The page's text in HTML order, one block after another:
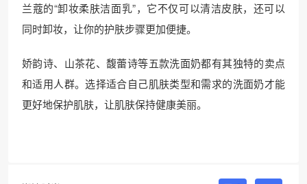
兰蔻的“卸妆柔肤洁面乳”，它不仅可以清洁皮肤，还可以
同时卸妆，让你的护肤步骤更加便捷。
娇韵诗、山茶花、馥蕾诗等五款洗面奶都有其独特的卖点
和适用人群。选择适合自己肌肤类型和需求的洗面奶才能
更好地保护肌肤，让肌肤保持健康美丽。